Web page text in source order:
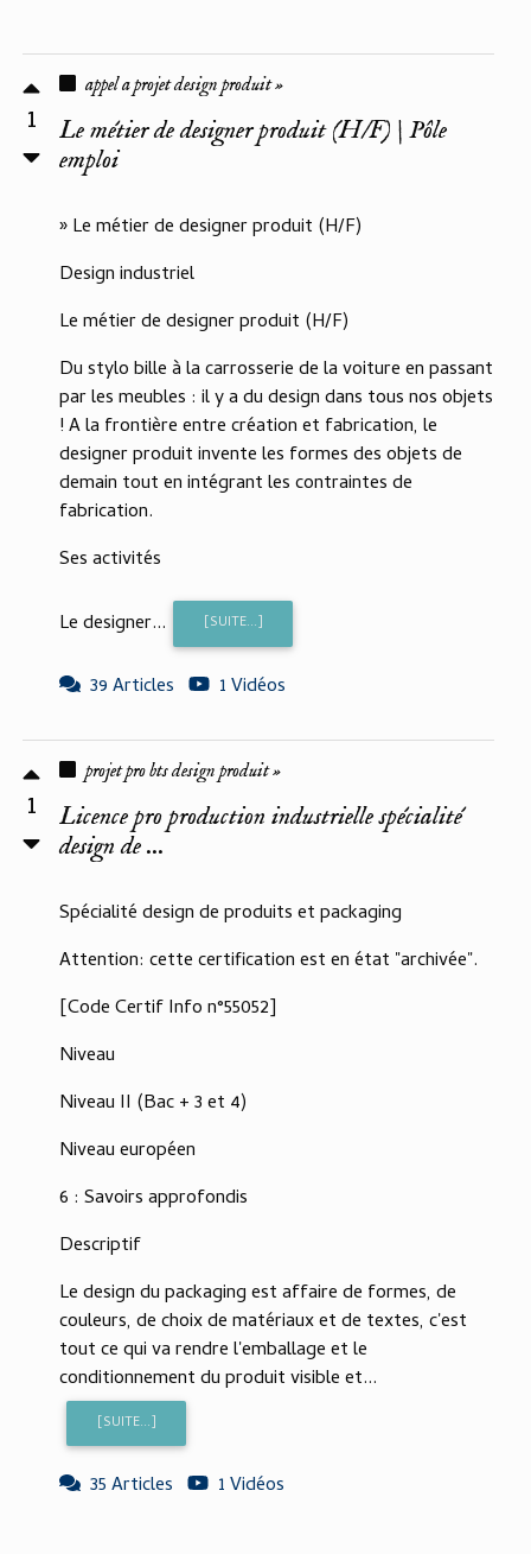
1
appel a projet design produit »
Le métier de designer produit (H/F) | Pôle
emploi
» Le métier de designer produit (H/F)
Design industriel
Le métier de designer produit (H/F)
Du stylo bille à la carrosserie de la voiture en passant
par les meubles : il y a du design dans tous nos objets
! A la frontière entre création et fabrication, le
designer produit invente les formes des objets de
demain tout en intégrant les contraintes de
fabrication.
Ses activités
Le designer... [SUITE...]
39 Articles 1 Vidéos
1
projet pro bts design produit »
Licence pro production industrielle spécialité
design de ...
Spécialité design de produits et packaging
Attention: cette certification est en état "archivée".
[Code Certif Info n°55052]
Niveau
Niveau II (Bac + 3 et 4)
Niveau européen
6 : Savoirs approfondis
Descriptif
Le design du packaging est affaire de formes, de
couleurs, de choix de matériaux et de textes, c'est
tout ce qui va rendre l'emballage et le
conditionnement du produit visible et...
[SUITE...]
35 Articles 1 Vidéos